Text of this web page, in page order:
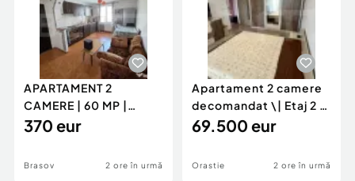
APARTAMENT 2
CAMERE | 60 MP |
GENERAL MOCIULSCHI
370 eur
Brasov 2 ore în urmă
Apartament 2 camere
decomandat \| Etaj 2 \|
50 mp \+ 8 mp ba
69.500 eur
Orastie 2 ore în urmă